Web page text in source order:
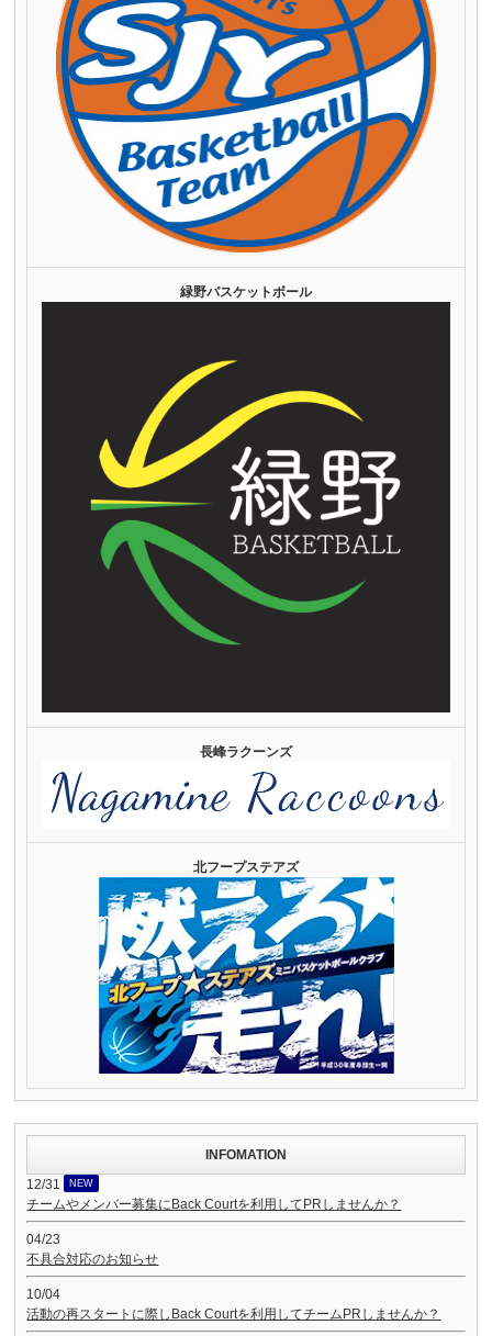
緑野バスケットボール
長峰ラクーンズ
北フープステアズ
INFOMATION
12/31
NEW
チームやメンバー募集にBack Courtを利用してPRしませんか？
04/23
不具合対応のお知らせ
10/04
活動の再スタートに際しBack Courtを利用してチームPRしませんか？